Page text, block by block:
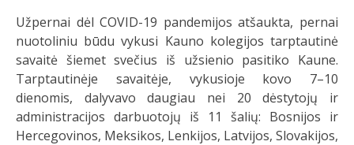
Užpernai dėl COVID-19 pandemijos atšaukta, pernai
nuotoliniu būdu vykusi Kauno kolegijos tarptautinė
savaitė šiemet svečius iš užsienio pasitiko Kaune.
Tarptautinėje savaitėje, vykusioje kovo 7–10
dienomis, dalyvavo daugiau nei 20 dėstytojų ir
administracijos darbuotojų iš 11 šalių: Bosnijos ir
Hercegovinos, Meksikos, Lenkijos, Latvijos, Slovakijos,